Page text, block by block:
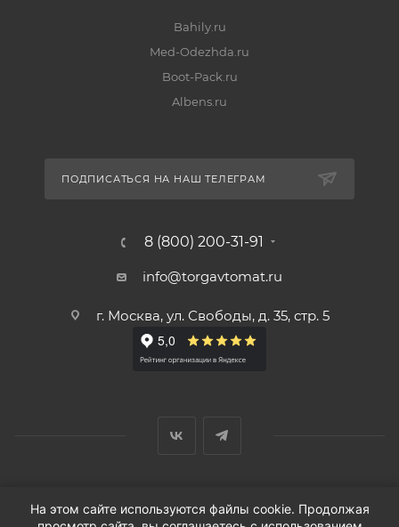
Bahily.ru
Med-Odezhda.ru
Boot-Pack.ru
Albens.ru
ПОДПИСАТЬСЯ НА НАШ ТЕЛЕГРАМ
8 (800) 200-31-91
info@torgavtomat.ru
г. Москва, ул. Свободы, д. 35, стр. 5
© ООО «Вендорс», 1999-2026 г.
На этом сайте используются файлы cookie. Продолжая